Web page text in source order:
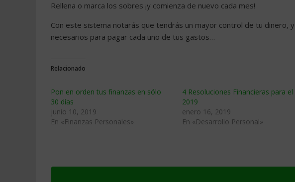
Rellena o marca los sobres ¡y comienza de nuevo cada mes!
Con este sistema notarás que tendrás un mayor control de tu dinero,
necesarios para pagar cada uno de tus gastos…
Relacionado
Pon en orden tus finanzas en sólo
30 días
junio 10, 2019
En «Finanzas Personales»
4 Resoluciones Financieras para el
2019
enero 16, 2019
En «Desarrollo Personal»